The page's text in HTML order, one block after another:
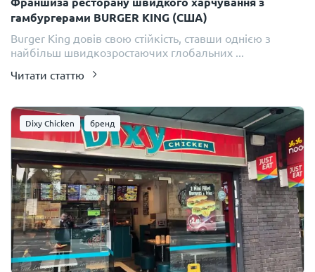
гамбургерами BURGER KING (США)
Burger King довів свою стійкість, ставши однією з
найбільш швидкозростаючих глобальних ...
Читати статтю
Dixy Chicken бренд